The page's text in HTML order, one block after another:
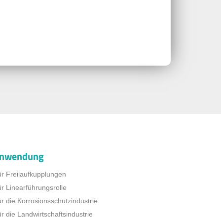
Freilaufkupplungen
Linearführungsrolle
die Korrosionsschutzindustrie
die Landwirtschaftsindustrie